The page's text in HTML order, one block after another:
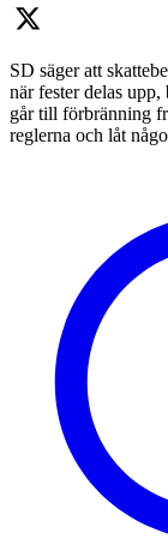
SD säger att
när fester delas
går till förbränning
reglerna och låt